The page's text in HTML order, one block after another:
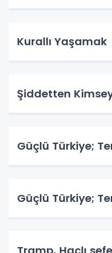
Kurallı Yaşamak
Şiddetten
Güçlü Türkiye;
Güçlü Türkiye;